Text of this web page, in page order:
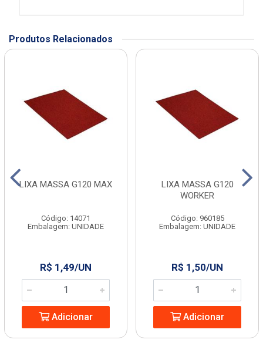
Produtos Relacionados
LIXA MASSA G120 MAX
Código: 14071
Embalagem: UNIDADE
R$ 1,49/UN
Adicionar
LIXA MASSA G120
WORKER
Código: 960185
Embalagem: UNIDADE
R$ 1,50/UN
Adicionar